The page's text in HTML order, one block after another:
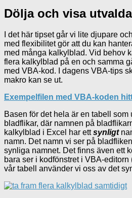
Dölja och visa
I det här tipset går vi lite djupare
med flexibilitet gör att du kan
med många kalkylblad. Vid behov
flera kalkylblad på en och samma
med VBA-kod. I dagens VBA-tips
makro kan se ut.
Exempelfilen med VBA-koden
Basen för det hela är en tabell
bladflikar, där namnen på
kalkylblad i Excel har ettsynligt
namn. Det namn vi ser på
synliga namnet. Det finns även ett
bara ser i kodfönstret i VBA-editorn
vår tabell använder vi oss av det